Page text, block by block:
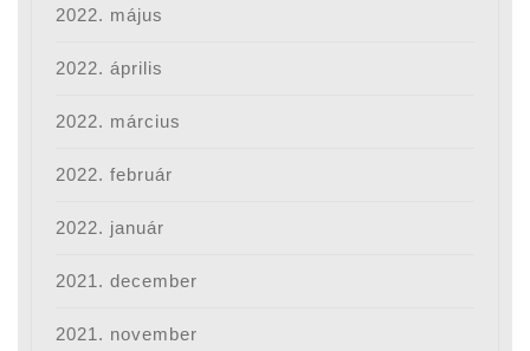
2022. május
2022. április
2022. március
2022. február
2022. január
2021. december
2021. november